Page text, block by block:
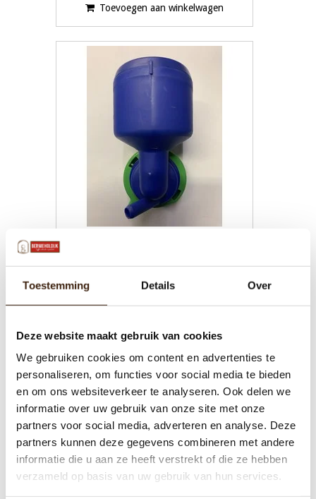
Toestemming Details Over
Deze website maakt gebruik van cookies
We gebruiken cookies om content en advertenties te
personaliseren, om functies voor social media te bieden
en om ons websiteverkeer te analyseren. Ook delen we
informatie over uw gebruik van onze site met onze
partners voor social media, adverteren en analyse. Deze
partners kunnen deze gegevens combineren met andere
informatie die u aan ze heeft verstrekt of die ze hebben
verzameld op basis van uw gebruik van hun services.
Toevoegen aan winkelwagen
€25,40